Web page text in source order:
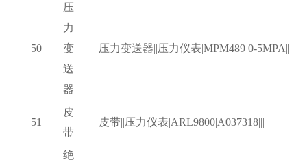
50
压
力
变
送
器
压力变送器||压力仪表|MPM489 0-5MPA||||
51
皮
带
皮带||压力仪表|ARL9800|A037318|||
绝